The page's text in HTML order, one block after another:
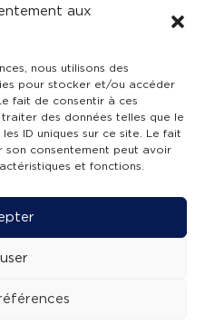
aux
nous utilisons des
pour stocker et/ou accéder
fait de consentir à ces
des données telles que le
ID uniques sur ce site. Le fait
son consentement peut avoir
et fonctions.
TVBA !
NOUS !